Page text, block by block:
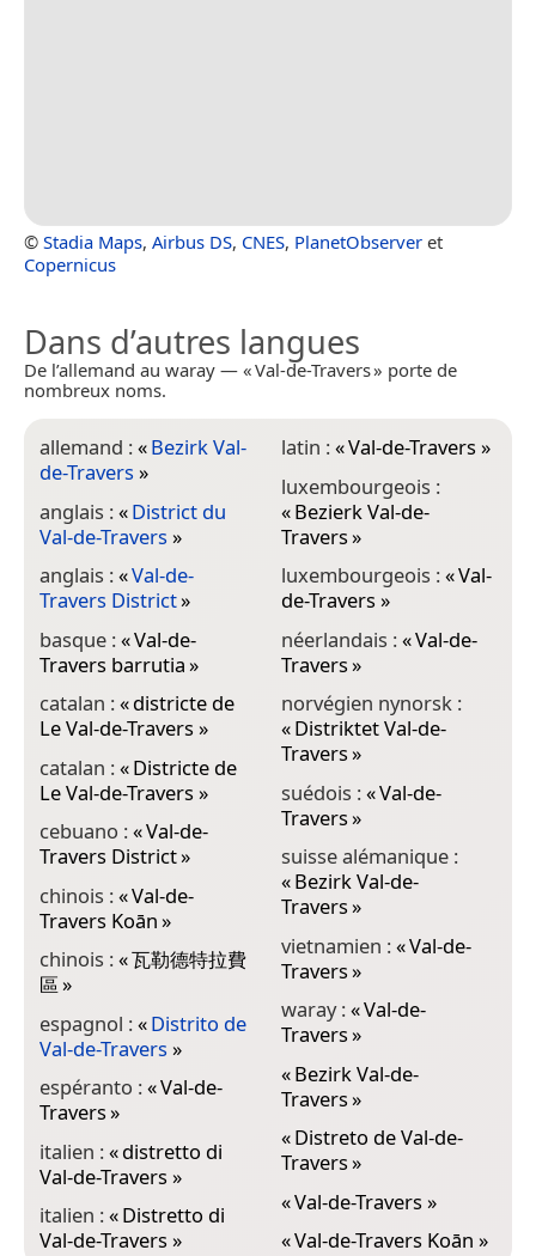
© Stadia Maps, Airbus DS, CNES, PlanetObserver et
Copernicus
Dans d’autres langues
De l’allemand au waray — « Val-de-Travers » porte de
nombreux noms.
allemand :«Bezirk Val-
de-Travers »
anglais :«District du
Val-de-Travers »
anglais :«Val-de-
Travers District»
basque :«Val-de-
Travers barrutia»
catalan :«districte de
Le Val-de-Travers »
catalan :«Districte de
Le Val-de-Travers »
cebuano :«Val-de-
Travers District»
chinois :«Val-de-
Travers Koān»
chinois :«瓦勒德特拉費
區»
espagnol :«Distrito de
Val-de-Travers »
espéranto :«Val-de-
Travers»
italien :«distretto di
Val-de-Travers »
italien :«Distretto di
Val-de-Travers »
latin :«Val-de-Travers »
luxembourgeois :
«Bezierk Val-de-
Travers»
luxembourgeois :«Val-
de-Travers »
néerlandais :«Val-de-
Travers»
norvégien nynorsk :
«Distriktet Val-de-
Travers»
suédois :«Val-de-
Travers»
suisse alémanique :
«Bezirk Val-de-
Travers»
vietnamien :«Val-de-
Travers»
waray :«Val-de-
Travers»
«Bezirk Val-de-
Travers»
«Distreto de Val-de-
Travers»
«Val-de-Travers »
«Val-de-Travers Koān »